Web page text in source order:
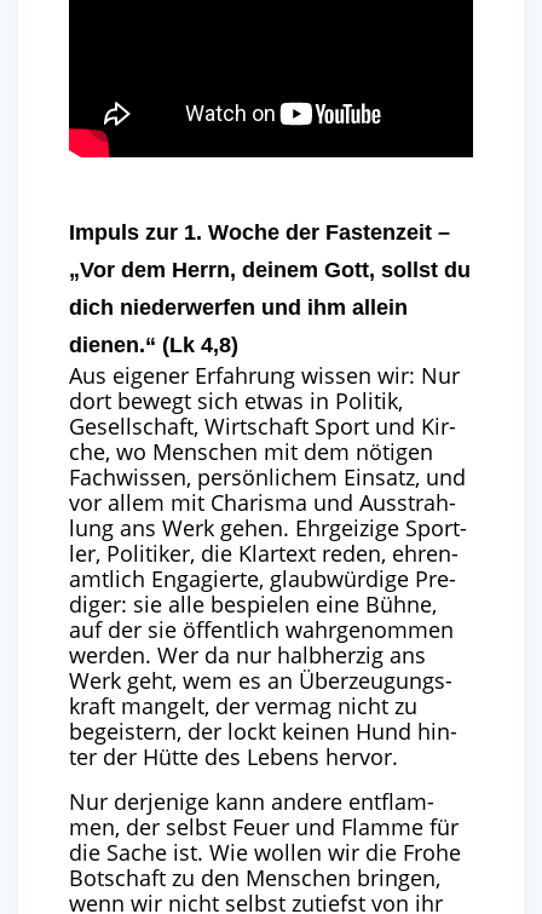
Impuls zur 1. Woche der Fastenzeit –
„Vor dem Herrn, deinem Gott, sollst du
dich niederwerfen und ihm allein
dienen.“ (Lk 4,8)
Aus eige­ner Erfah­rung wis­sen wir: Nur
dort bewegt sich etwas in Poli­tik,
Gesell­schaft, Wirt­schaft Sport und Kir­
che, wo Men­schen mit dem nöti­gen
Fach­wis­sen, per­sön­li­chem Ein­satz, und
vor allem mit Cha­ris­ma und Aus­strah­
lung ans Werk gehen. Ehr­gei­zi­ge Sport­
ler, Poli­ti­ker, die Klar­text reden, ehren­
amt­lich Enga­gier­te, glaub­wür­di­ge Pre­
di­ger: sie alle bespie­len eine Büh­ne,
auf der sie öffent­lich wahr­ge­nom­men
wer­den. Wer da nur halb­her­zig ans
Werk geht, wem es an Über­zeu­gungs­
kraft man­gelt, der ver­mag nicht zu
begeis­tern, der lockt kei­nen Hund hin­
ter der Hüt­te des Lebens hervor.
Nur der­je­ni­ge kann ande­re ent­flam­
men, der selbst Feu­er und Flam­me für
die Sache ist. Wie wol­len wir die Fro­he
Bot­schaft zu den Men­schen brin­gen,
wenn wir nicht selbst zutiefst von ihr